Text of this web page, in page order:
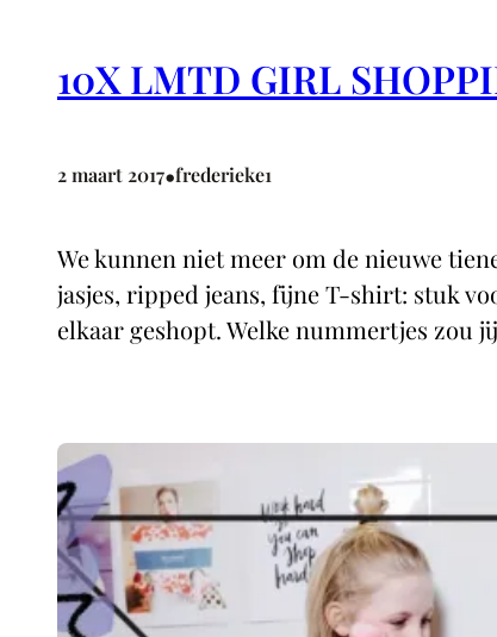
10X LMTD GIRL
2 maart 2017•frederieke1
We kunnen niet meer om de nieuwe
jasjes, ripped jeans, fijne T-shirt: stuk
elkaar geshopt. Welke nummertjes zou